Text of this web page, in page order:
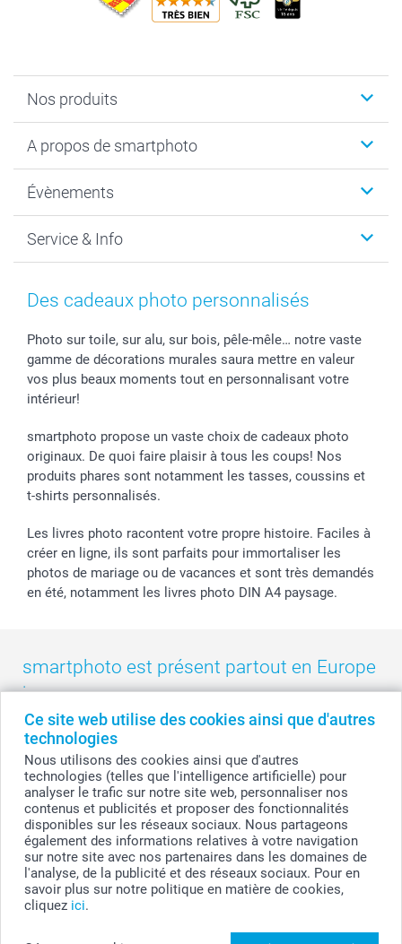
Ce site web utilise des cookies ainsi que d'autres
technologies
Nous utilisons des cookies ainsi que d'autres
technologies (telles que l'intelligence artificielle) pour
analyser le trafic sur notre site web, personnaliser nos
contenus et publicités et proposer des fonctionnalités
disponibles sur les réseaux sociaux. Nous partageons
également des informations relatives à votre navigation
sur notre site avec nos partenaires dans les domaines de
l'analyse, de la publicité et des réseaux sociaux. Pour en
savoir plus sur notre politique en matière de cookies,
cliquez ici.
Nos produits
Cadeaux photo
MyNameBook
Développement photo & Tirage photo
Cadres photo & accessoires déco
Stickers & Etiquettes
Chèque Cadeau
A propos de smartphoto
Durabilité
Gestion des cookies
Mentions Légales
Affiliation
Investor Relations
B2B smartbusiness
Évènements
Nouvel An
Fête des Mères
Confirmation ou communion
Mariage
Fête d'anniversaire
Tous les évènements
Service & Info
Tarifs et frais de livraison
Livraison en 48 heures
Modes de Paiement
Identifiez-vous
Statut de ma commande
smarfriends
smartgarantie
smartbonus
Des cadeaux photo personnalisés
Photo sur toile, sur alu, sur bois, pêle-mêle… notre vaste
gamme de décorations murales saura mettre en valeur
vos plus beaux moments tout en personnalisant votre
intérieur!
smartphoto propose un vaste choix de cadeaux photo
originaux. De quoi faire plaisir à tous les coups! Nos
produits phares sont notamment les tasses, coussins et
t-shirts personnalisés.
Les livres photo racontent votre propre histoire. Faciles à
créer en ligne, ils sont parfaits pour immortaliser les
photos de mariage ou de vacances et sont très demandés
en été, notamment les livres photo DIN A4 paysage.
smartphoto est présent partout en Europe
:
België - Belgique - Danmark - Deutschland - France - Ireland
- Nederland - Norge
Switzerland - Suomi - Sverige - United Kingdom
Other Countries
Tous les prix sont en francs suisses (CHF), TVA incluse et hors frais de port.